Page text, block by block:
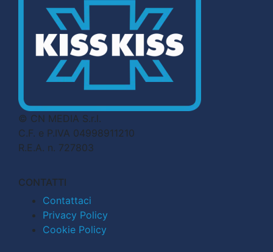
© CN MEDIA S.r.l.
C.F. e P.IVA 04998911210
R.E.A. n. 727803
CONTATTI
Contattaci
Privacy Policy
Cookie Policy